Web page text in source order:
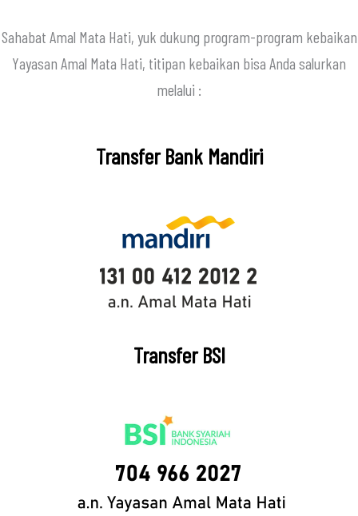
Sahabat Amal Mata Hati, yuk dukung program-program kebaikan
Yayasan Amal Mata Hati, titipan kebaikan bisa Anda salurkan
melalui :
Transfer Bank Mandiri
Transfer BSI